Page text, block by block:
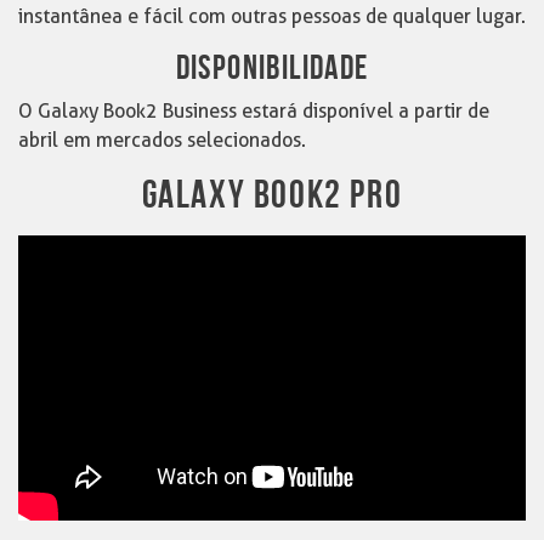
instantânea e fácil com outras pessoas de qualquer lugar.
DISPONIBILIDADE
O Galaxy Book2 Business estará disponível a partir de
abril em mercados selecionados.
GALAXY BOOK2 PRO